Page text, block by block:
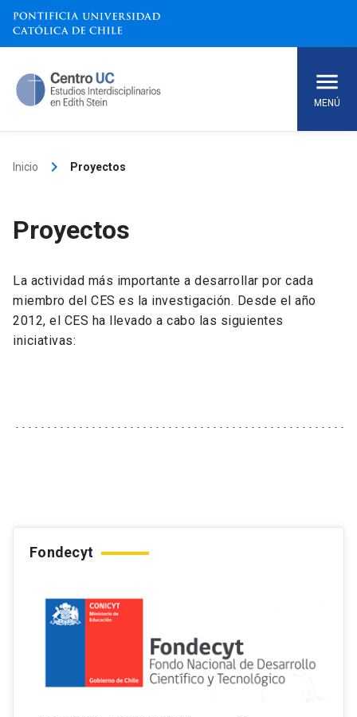
Skip
content
MENÚ
Inicio keyboard_arrow_right Proyectos
Proyectos
La actividad más importante a desarrollar por cada
miembro del CES es la investigación. Desde el año
2012, el CES ha llevado a cabo las siguientes
iniciativas:
Fondecyt